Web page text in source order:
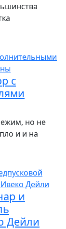
с
но не
и и на
и
Дейли